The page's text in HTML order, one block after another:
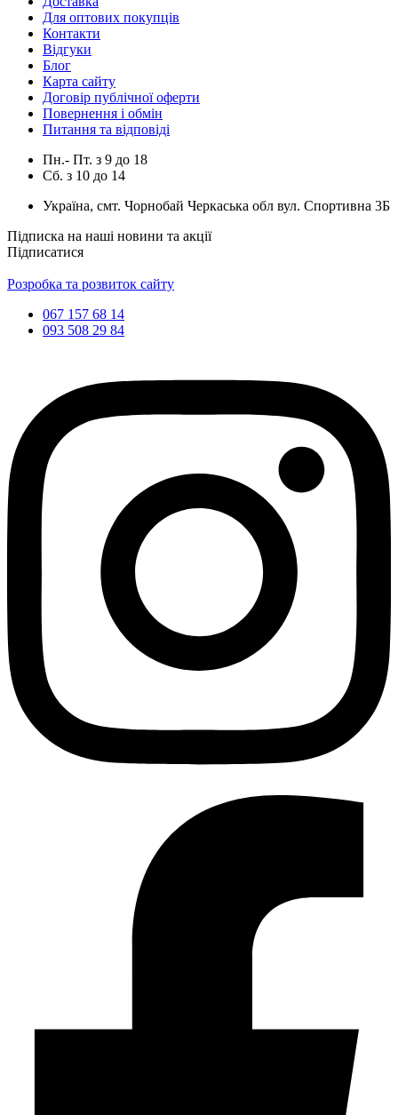
Для оптових покупців
Контакти
Відгуки
Блог
Карта сайту
Договір публічної оферти
Повернення і обмін
Питання та відповіді
Пн.- Пт. з 9 до 18
Сб. з 10 до 14
Україна, смт. Чорнобай Черкаська обл вул. Спортивна 3Б
Підписка на наші новини та акції
Підписатися
Розробка та розвиток сайту
067 157 68 14
093 508 29 84